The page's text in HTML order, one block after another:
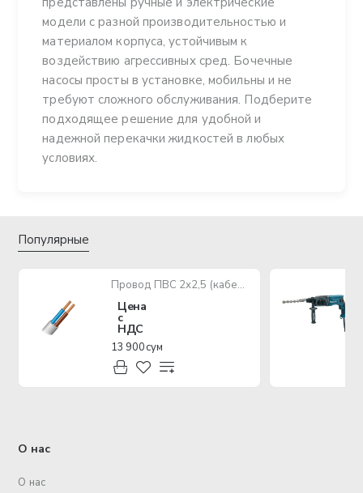
модели с разной производительностью и
материалом корпуса, устойчивым к
воздействию агрессивных сред. Бочечные
насосы просты в установке, мобильны и не
требуют сложного обслуживания. Подберите
подходящее решение для удобной и
надежной перекачки жидкостей в любых
условиях.
Популярные
Провод ПВС 2х2,5 (кабель медный многожильный)
Цена
с
НДС
13 900 сум
О нас
О нас